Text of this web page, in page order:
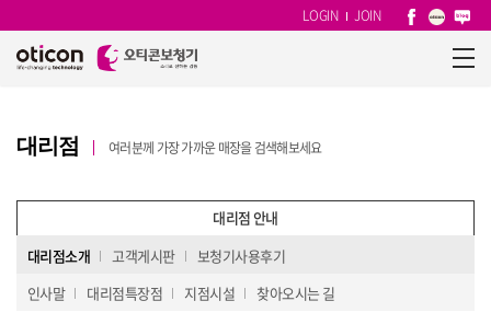
LOGIN JOIN
대리점 여러분께 가장 가까운 매장을 검색해보세요
대리점 안내
대리점소개
고객게시판
보청기사용후기
인사말
대리점특장점 지점시설 찾아오시는 길